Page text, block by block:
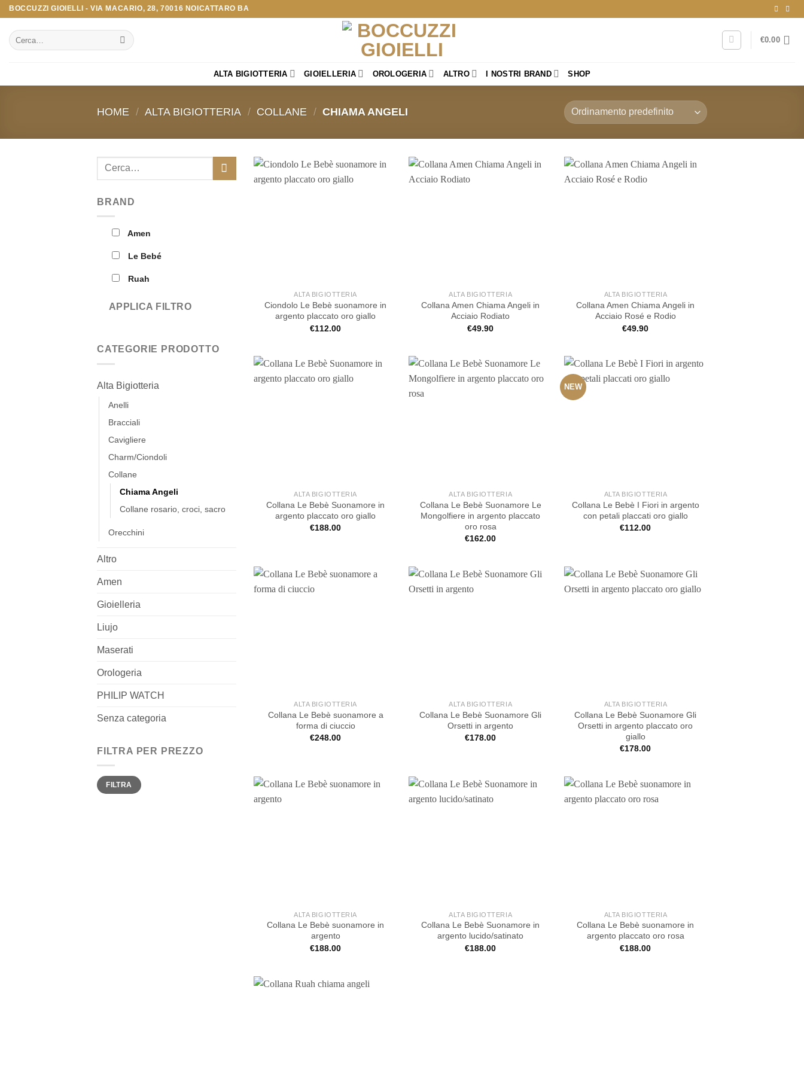
Salta
contenuti
BOCCUZZI GIOIELLI - VIA MACARIO, 28, 70016 NOICATTARO BA
Cerca:
€0.00
ALTA BIGIOTTERIA GIOIELLERIA OROLOGERIA ALTRO I NOSTRI BRAND SHOP
HOME / ALTA BIGIOTTERIA / COLLANE / CHIAMA ANGELI
Cerca:
BRAND
Amen
Le Bebé
Ruah
APPLICA FILTRO
CATEGORIE PRODOTTO
Alta Bigiotteria
Anelli
Bracciali
Cavigliere
Charm/Ciondoli
Collane
Chiama Angeli
Collane rosario, croci, sacro
Orecchini
Altro
Amen
Gioielleria
Liujo
Maserati
Orologeria
PHILIP WATCH
Senza categoria
FILTRA PER PREZZO
Prezzo
Min
Prezzo
MaxFILTRA
ALTA BIGIOTTERIA
Ciondolo Le Bebè suonamore in
argento placcato oro giallo
€112.00
ALTA BIGIOTTERIA
Collana Amen Chiama Angeli in
Acciaio Rodiato
€49.90
ALTA BIGIOTTERIA
Collana Amen Chiama Angeli in
Acciaio Rosé e Rodio
€49.90
ALTA BIGIOTTERIA
Collana Le Bebè Suonamore in
argento placcato oro giallo
€188.00
ALTA BIGIOTTERIA
Collana Le Bebè Suonamore Le
Mongolfiere in argento placcato
oro rosa
€162.00
NEW
ALTA BIGIOTTERIA
Collana Le Bebè I Fiori in argento
con petali placcati oro giallo
€112.00
ALTA BIGIOTTERIA
Collana Le Bebè suonamore a
forma di ciuccio
€248.00
ALTA BIGIOTTERIA
Collana Le Bebè Suonamore Gli
Orsetti in argento
€178.00
ALTA BIGIOTTERIA
Collana Le Bebè Suonamore Gli
Orsetti in argento placcato oro
giallo
€178.00
ALTA BIGIOTTERIA
Collana Le Bebè suonamore in
argento
€188.00
ALTA BIGIOTTERIA
Collana Le Bebè Suonamore in
argento lucido/satinato
€188.00
ALTA BIGIOTTERIA
Collana Le Bebè suonamore in
argento placcato oro rosa
€188.00